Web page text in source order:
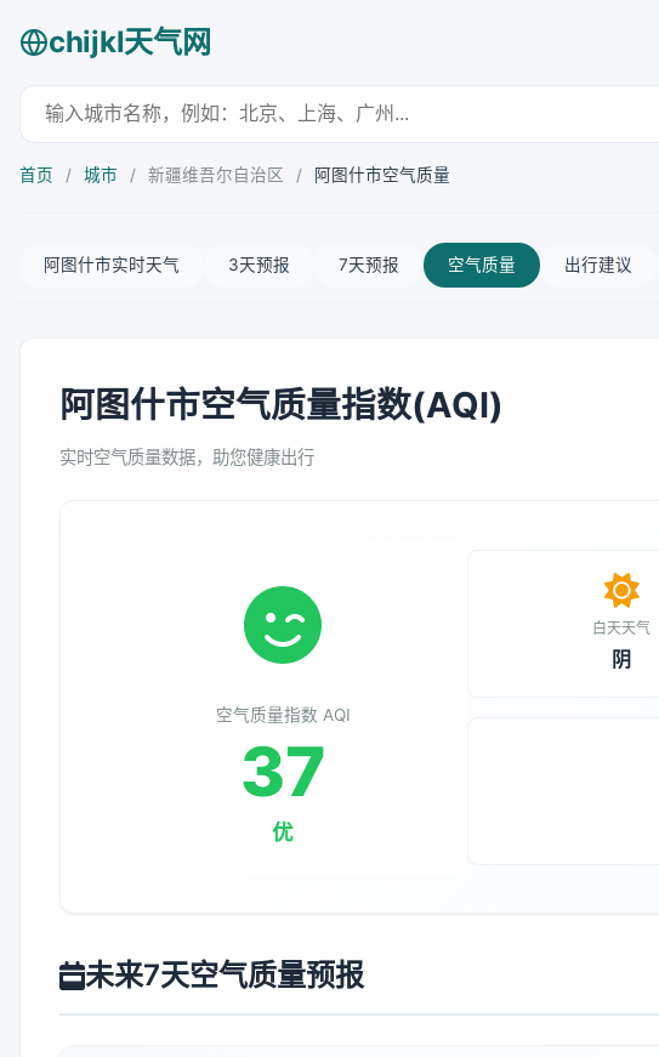
chijkl天气网
首页 / 城市 / 新疆维吾尔自治区 / 阿图什市空气质量
阿图什市实时天气 3天预报 7天预报 空气质量 出行建议
阿图什市空气质量指数(AQI)
实时空气质量数据，助您健康出行
空气质量指数 AQI
37
优
白天天气
阴
未来7天空气质量预报